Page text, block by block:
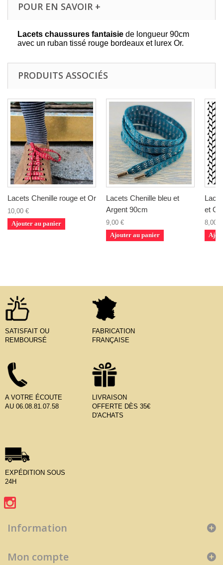
POUR EN SAVOIR +
Lacets chaussures fantaisie de longueur 90cm
avec un ruban tissé rouge bordeaux et lurex Or.
PRODUITS ASSOCIÉS
Lacets Chenille rouge et Or
10,00 €
Ajouter au panier
Lacets Chenille bleu et
Argent 90cm
9,00 €
Ajouter au panier
et Or
8,00 €
SATISFAIT OU
REMBOURSÉ
FABRICATION
FRANÇAISE
A VOTRE ÉCOUTE
AU 06.08.81.07.58
LIVRAISON
OFFERTE DÈS 35€
D'ACHATS
EXPÉDITION SOUS
24H
Information
Mon compte